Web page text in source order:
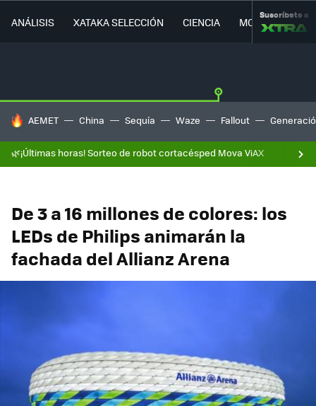
ANÁLISIS XATAKA SELECCIÓN CIENCIA MOVILIDAD
Suscríbete a
HOY SE HABLA DE
AEMET China Sequía Waze Fallout
🌿¡Últimas horas! Sorteo de robot cortacésped Mova ViAX
De 3 a 16 millones de colores: los
LEDs de Philips animarán la
fachada del Allianz Arena